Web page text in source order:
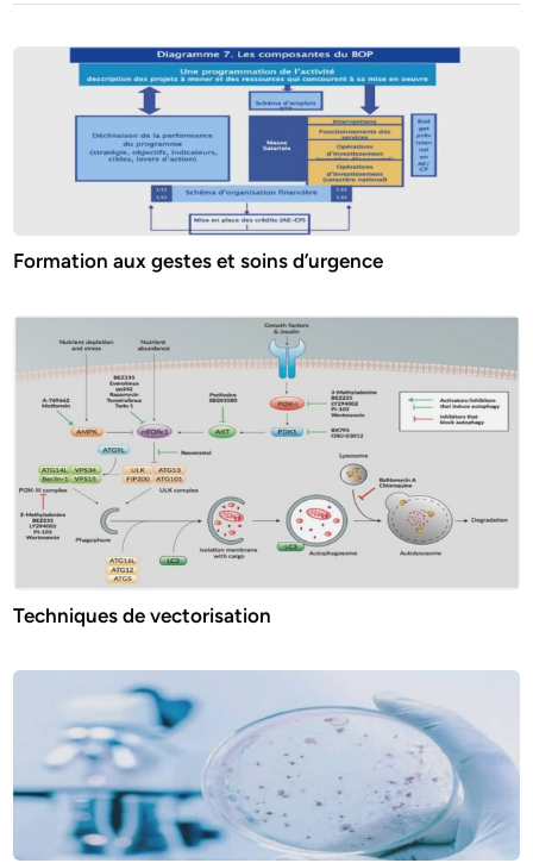
Formation aux gestes et soins d’urgence
Techniques de vectorisation